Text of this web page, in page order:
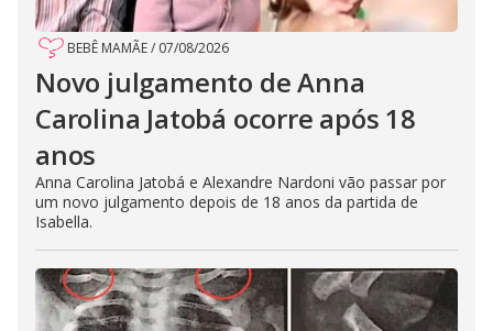
BEBÊ MAMÃE/ 07/08/2026
Novo julgamento de Anna
Carolina Jatobá ocorre após 18
anos
Anna Carolina Jatobá e Alexandre Nardoni vão passar por
um novo julgamento depois de 18 anos da partida de
Isabella.